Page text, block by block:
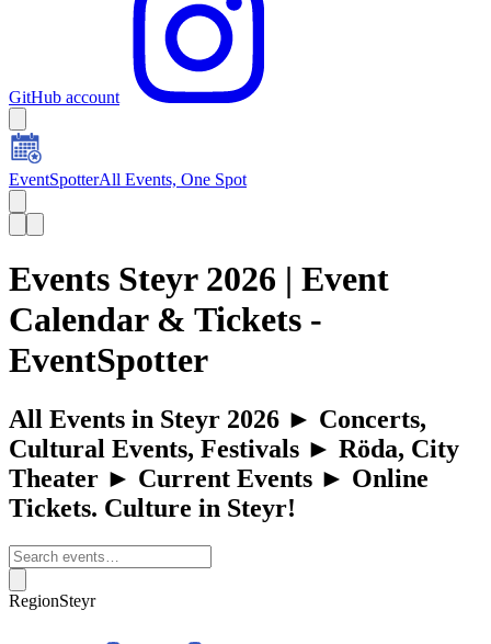
GitHub account
EventSpotterAll Events, One Spot
Events Steyr 2026 | Event
Calendar & Tickets -
EventSpotter
All Events in Steyr 2026 ► Concerts,
Cultural Events, Festivals ► Röda, City
Theater ► Current Events ► Online
Tickets. Culture in Steyr!
RegionSteyr